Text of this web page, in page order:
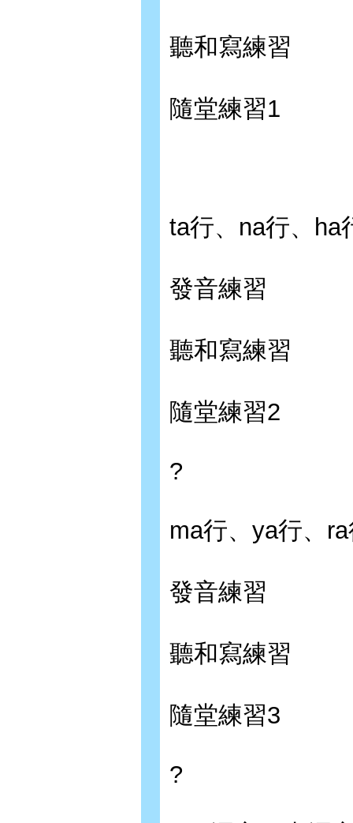
聽和寫練習
隨堂練習1
ta行、na行、ha
發音練習
聽和寫練習
隨堂練習2
?
ma行、ya行、
發音練習
聽和寫練習
隨堂練習3
?